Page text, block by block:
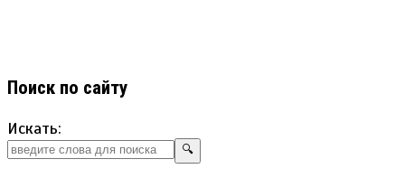
Поиск по сайту
Искать:
🔍